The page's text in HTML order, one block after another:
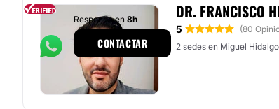
DR. FRANCISCO
5 (80
2 sedes en Miguel
Responde en 8h
CONTACTAR